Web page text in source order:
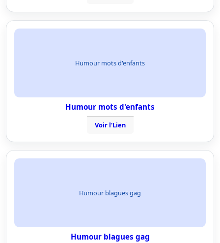
Humour mots d'enfants
Humour mots d'enfants
Voir l'Lien
Humour blagues gag
Humour blagues gag